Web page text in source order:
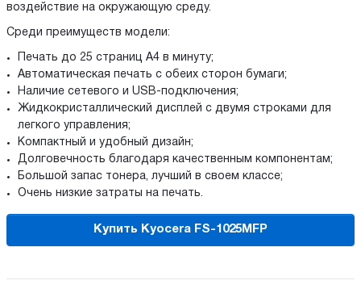
воздействие на окружающую среду.
Среди преимуществ модели:
Печать до 25 страниц А4 в минуту;
Автоматическая печать с обеих сторон бумаги;
Наличие сетевого и USB-подключения;
Жидкокристаллический дисплей с двумя строками для
легкого управления;
Компактный и удобный дизайн;
Долговечность благодаря качественным компонентам;
Большой запас тонера, лучший в своем классе;
Очень низкие затраты на печать.
Купить Kyocera FS-1025MFP